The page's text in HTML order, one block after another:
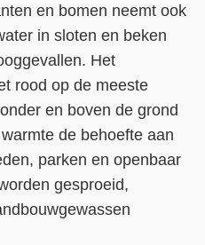
en bomen neemt ook
in sloten en beken
Het
rood op de meeste
en boven de grond
de behoefte aan
parken en openbaar
gesproeid,